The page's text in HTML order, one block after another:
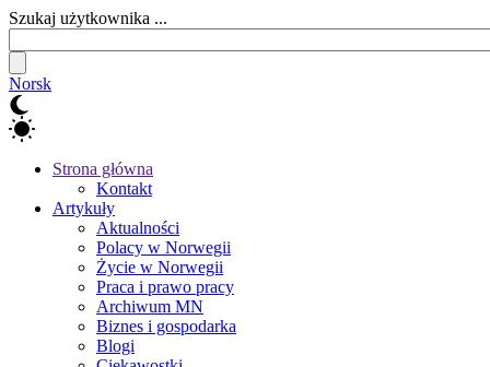
Szukaj użytkownika ...
Norsk
Strona główna
Kontakt
Artykuły
Aktualności
Polacy w Norwegii
Życie w Norwegii
Praca i prawo pracy
Archiwum MN
Biznes i gospodarka
Blogi